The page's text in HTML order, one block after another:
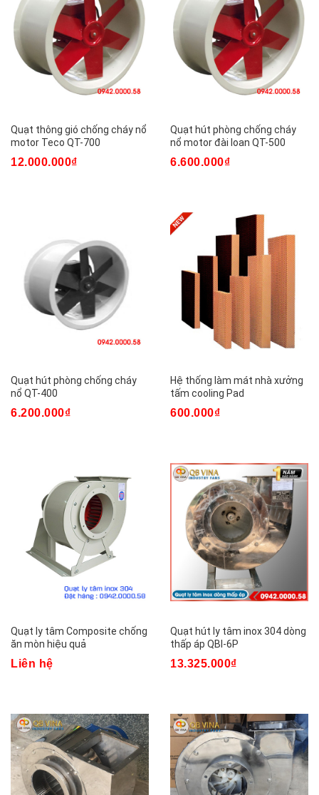
Quạt thông gió chống cháy nổ
motor Teco QT-700
12.000.000₫
Quạt hút phòng chống cháy
nổ motor đài loan QT-500
6.600.000₫
Quạt hút phòng chống cháy
nổ QT-400
6.200.000₫
Hệ thống làm mát nhà xưởng
tấm cooling Pad
600.000₫
Quạt ly tâm Composite chống
ăn mòn hiệu quả
Liên hệ
Quạt hút ly tâm inox 304 dòng
thấp áp QBI-6P
13.325.000₫